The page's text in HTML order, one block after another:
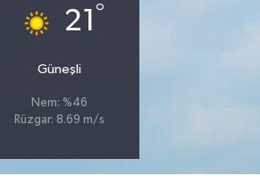
21 °
Güneşli
Nem: %46
Rüzgar: 8.69 m/s